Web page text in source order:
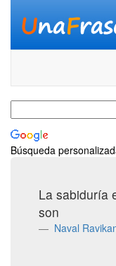
Búsqueda
La sabiduría
son
Naval